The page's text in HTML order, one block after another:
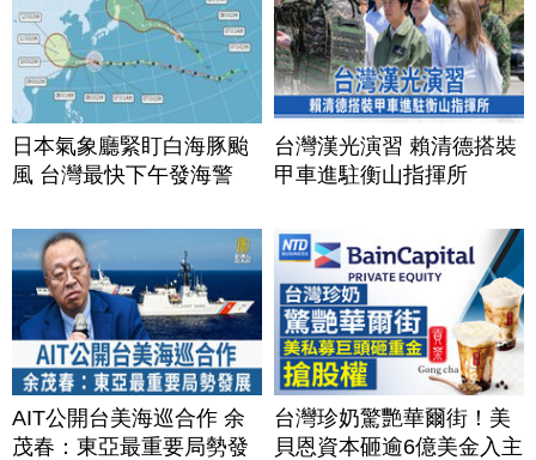
日本氣象廳緊盯白海豚颱
風 台灣最快下午發海警
台灣漢光演習 賴清德搭裝
甲車進駐衡山指揮所
AIT公開台美海巡合作 余
茂春：東亞最重要局勢發
台灣珍奶驚艷華爾街！美
貝恩資本砸逾6億美金入主